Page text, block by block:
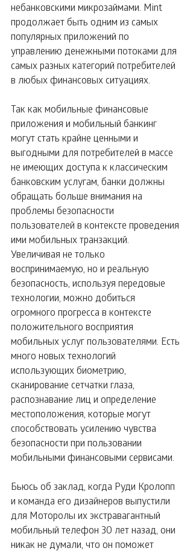
небанковскими микрозаймами. Mint
продолжает быть одним из самых
популярных приложений по
управлению денежными потоками для
самых разных категорий потребителей
в любых финансовых ситуациях.
Так как мобильные финансовые
приложения и мобильный банкинг
могут стать крайне ценными и
выгодными для потребителей в массе
не имеющих доступа к классическим
банковским услугам, банки должны
обращать больше внимания на
проблемы безопасности
пользователей в контексте проведения
ими мобильных транзакций.
Увеличивая не только
воспринимаемую, но и реальную
безопасность, используя передовые
технологии, можно добиться
огромного прогресса в контексте
положительного восприятия
мобильных услуг пользователями. Есть
много новых технологий
использующих биометрию,
сканирование сетчатки глаза,
распознавание лиц и определение
местоположения, которые могут
способствовать усилению чувства
безопасности при пользовании
мобильными финансовыми сервисами.
Бьюсь об заклад, когда Руди Кролопп
и команда его дизайнеров выпустили
для Моторолы их экстравагантный
мобильный телефон 30 лет назад, они
никак не думали, что он поможет